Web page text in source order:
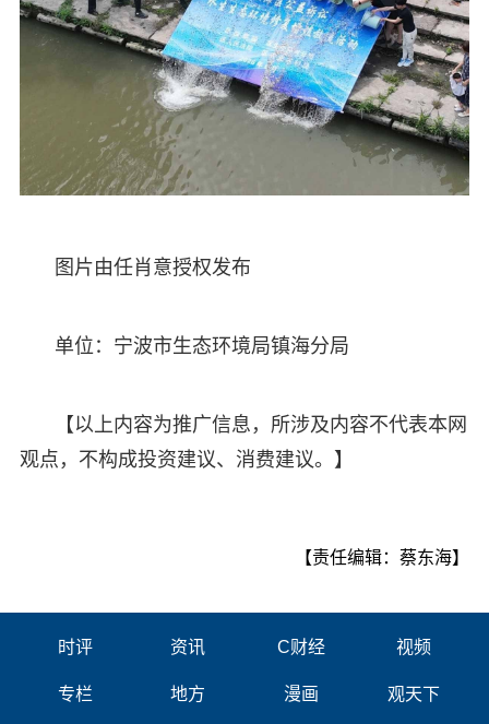
图片由任肖意授权发布
单位：宁波市生态环境局镇海分局
【以上内容为推广信息，所涉及内容不代表本网
观点，不构成投资建议、消费建议。】
【责任编辑：蔡东海】
时评 资讯 C财经 视频
专栏 地方 漫画 观天下